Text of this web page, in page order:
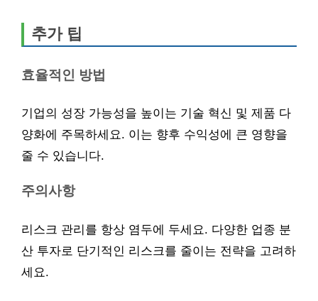
추가 팁
효율적인 방법
기업의 성장 가능성을 높이는 기술 혁신 및 제품 다
양화에 주목하세요. 이는 향후 수익성에 큰 영향을
줄 수 있습니다.
주의사항
리스크 관리를 항상 염두에 두세요. 다양한 업종 분
산 투자로 단기적인 리스크를 줄이는 전략을 고려하
세요.